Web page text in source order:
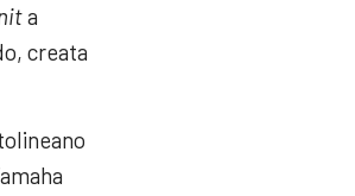
a
creata